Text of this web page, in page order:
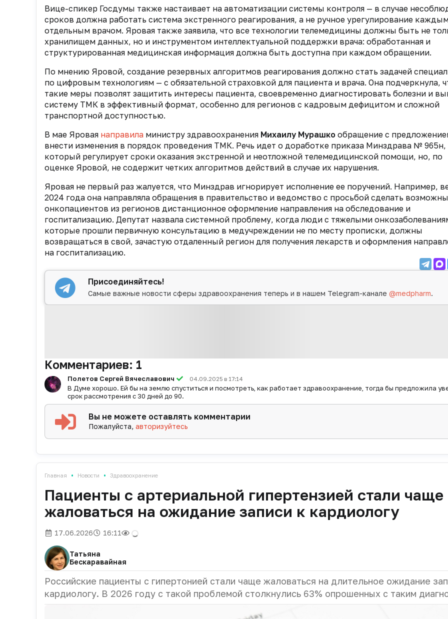
Вице-спикер Госдумы также настаивает на автоматизации системы контроля — в случае
сроков должна работать система экстренного реагирования, а не ручное урегулирование
отдельным врачом. Яровая также заявила, что все технологии телемедицины должны быть не
хранилищем данных, но и инструментом интеллектуальной поддержки врача: обработанная и
структурированная медицинская информация должна быть доступна при каждом обращении.
По мнению Яровой, создание резервных алгоритмов реагирования должно стать задачей
по цифровым технологиям — с обязательной страховкой для пациента и врача. Она подчеркнула,
такие меры позволят защитить интересы пациента, своевременно диагностировать болезни и
систему ТМК в эффективный формат, особенно для регионов с кадровым дефицитом и сложной
транспортной доступностью.
В мае Яровая направила министру здравоохранения Михаилу Мурашко обращение с
внести изменения в порядок проведения ТМК. Речь идет о доработке приказа Минздрава № 965н,
который регулирует сроки оказания экстренной и неотложной телемедицинской помощи, но, по
оценке Яровой, не содержит четких алгоритмов действий в случае их нарушения.
Яровая не первый раз жалуется, что Минздрав игнорирует исполнение ее поручений. Например,
2024 года она направляла обращения в правительство и ведомство с просьбой сделать
онкопациентов из регионов дистанционное оформление направления на обследование и
госпитализацию. Депутат назвала системной проблему, когда люди с тяжелыми
которые прошли первичную консультацию в медучреждении не по месту прописки, должны
возвращаться в свой, зачастую отдаленный регион для получения лекарств и оформления
на госпитализацию.
Присоединяйтесь!
Самые важные новости сферы здравоохранения теперь и в нашем Telegram-канале@medpharm.
Комментариев: 1
Полетов Сергей Вячеславович 04.09.2025 в 17:14
В Думе хорошо. Ей бы на землю спуститься и посмотреть, как работает здравоохранение, тогда бы предложила
срок рассмотрения с 30 дней до 90.
Вы не можете оставлять комментарии
Пожалуйста,авторизуйтесь
Главная • Новости • Здравоохранение
Пациенты с артериальной гипертензией стали чаще
жаловаться на ожидание записи к кардиологу
17.06.2026 16:11
Татьяна
Бескаравайная
Российские пациенты с гипертонией стали чаще жаловаться на длительное ожидание
кардиологу. В 2026 году с такой проблемой столкнулись 63% опрошенных с таким